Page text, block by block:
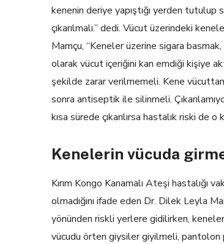
kenenin deriye yapıştığı yerden tutulup
çıkarılmalı.” dedi. Vücut üzerindeki
Mamçu, “Keneler üzerine sigara
olarak vücut içeriğini kan emdiği kişiye
şekilde zarar verilmemeli. Kene vücuttan
sonra antiseptik ile silinmeli.
kısa sürede çıkarılırsa hastalık riski de o
Kenelerin vücuda
Kırım Kongo Kanamalı Ateşi hastalığı
olmadığını ifade eden Dr. Dilek Leyla
yönünden riskli yerlere gidilirken,
vücudu örten giysiler giyilmeli, pantolon